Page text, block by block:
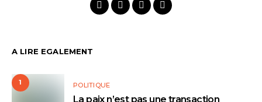
A LIRE EGALEMENT
1 POLITIQUE
La paix n’est pas une transaction